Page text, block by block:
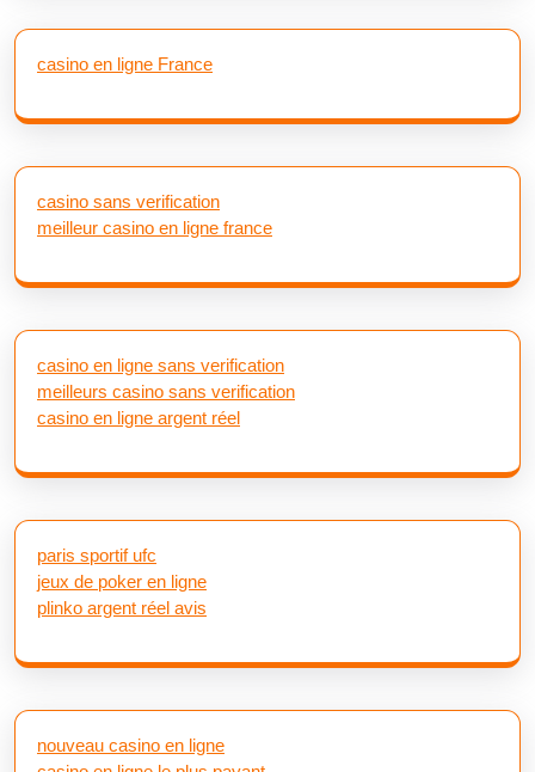
casino en ligne France
casino sans verification
meilleur casino en ligne france
casino en ligne sans verification
meilleurs casino sans verification
casino en ligne argent réel
paris sportif ufc
jeux de poker en ligne
plinko argent réel avis
nouveau casino en ligne